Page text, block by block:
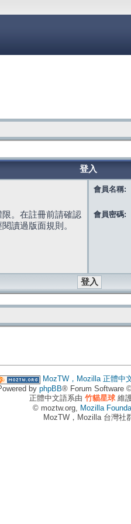
登入
。在註冊前請確認
讀過版面規則。
會員名稱:
會員密碼:
MozTW，Mozilla 正體中
by phpBB® Forum Software
正體中文語系由 竹貓星球維
© moztw.org, Mozilla
MozTW，Mozilla 台灣社